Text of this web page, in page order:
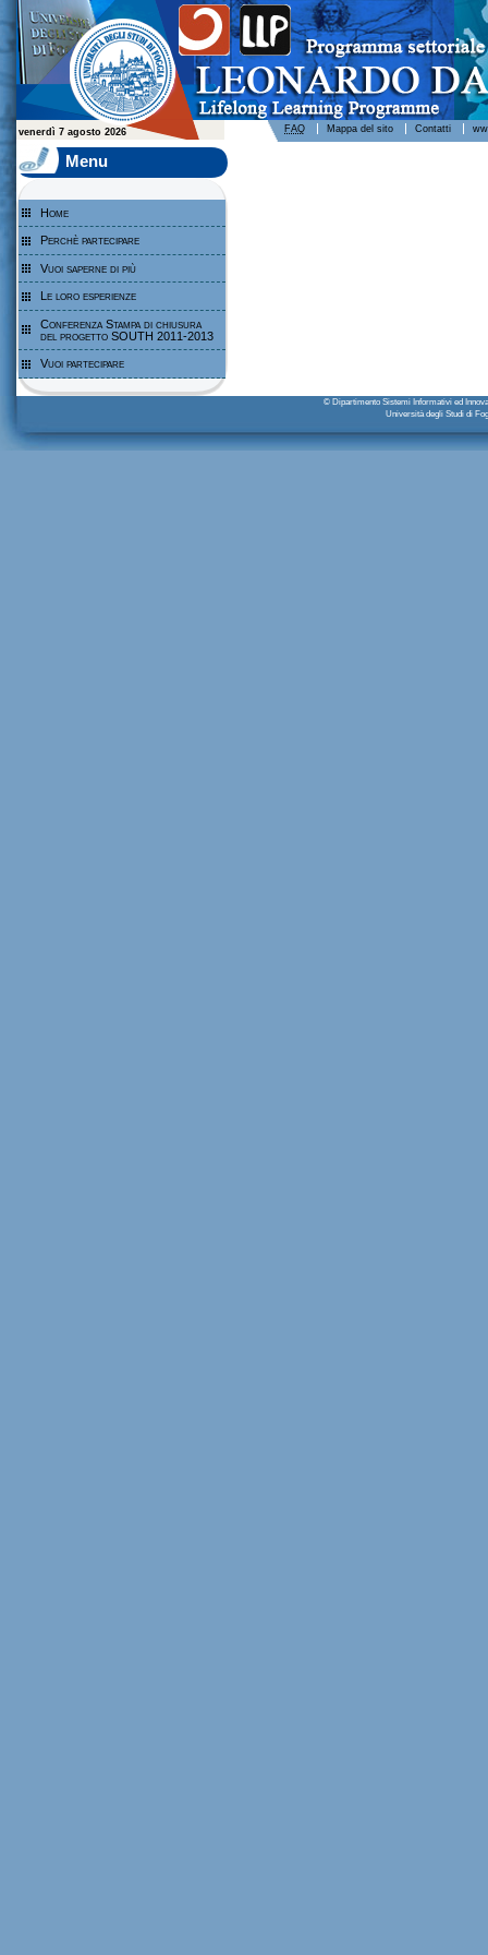
Leonardo da Vinci - Programma per l'apprendimento permanente - Università degli Studi di Foggia
venerdì 7 agosto 2026 FAQ Mappa del sito Contatti
Menu
Home
Perchè partecipare
Vuoi saperne di più
Le loro esperienze
Conferenza Stampa di chiusura
del progetto SOUTH 2011-2013
Vuoi partecipare
© Dipartimento Sistemi Informativi ed
Università degli Studi di